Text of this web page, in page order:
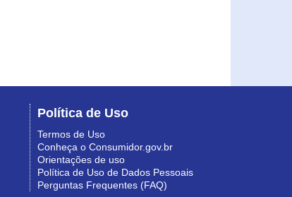
Política de Uso
Termos de Uso
Conheça o Consumidor.gov.br
Orientações de uso
Política de Uso de Dados Pessoais
Perguntas Frequentes (FAQ)